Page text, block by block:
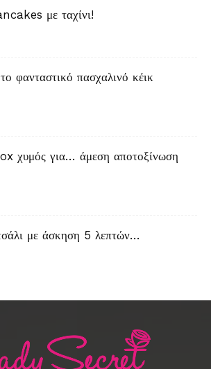
με ταχίνι!
φανταστικό πασχαλινό κέικ
χυμός για… άμεση αποτοξίνωση
με άσκηση 5 λεπτών…